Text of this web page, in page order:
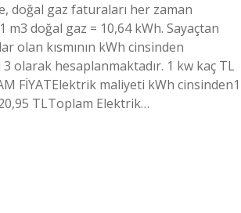
doğal gaz faturaları her zaman
m3 doğal gaz = 10,64 kWh. Sayaçtan
olan kısmının kWh cinsinden
olarak hesaplanmaktadır. 1 kw kaç TL
FİYATElektrik maliyeti kWh cinsinden1
TLToplam Elektrik…